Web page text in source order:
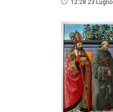
12:28 23 Luglio